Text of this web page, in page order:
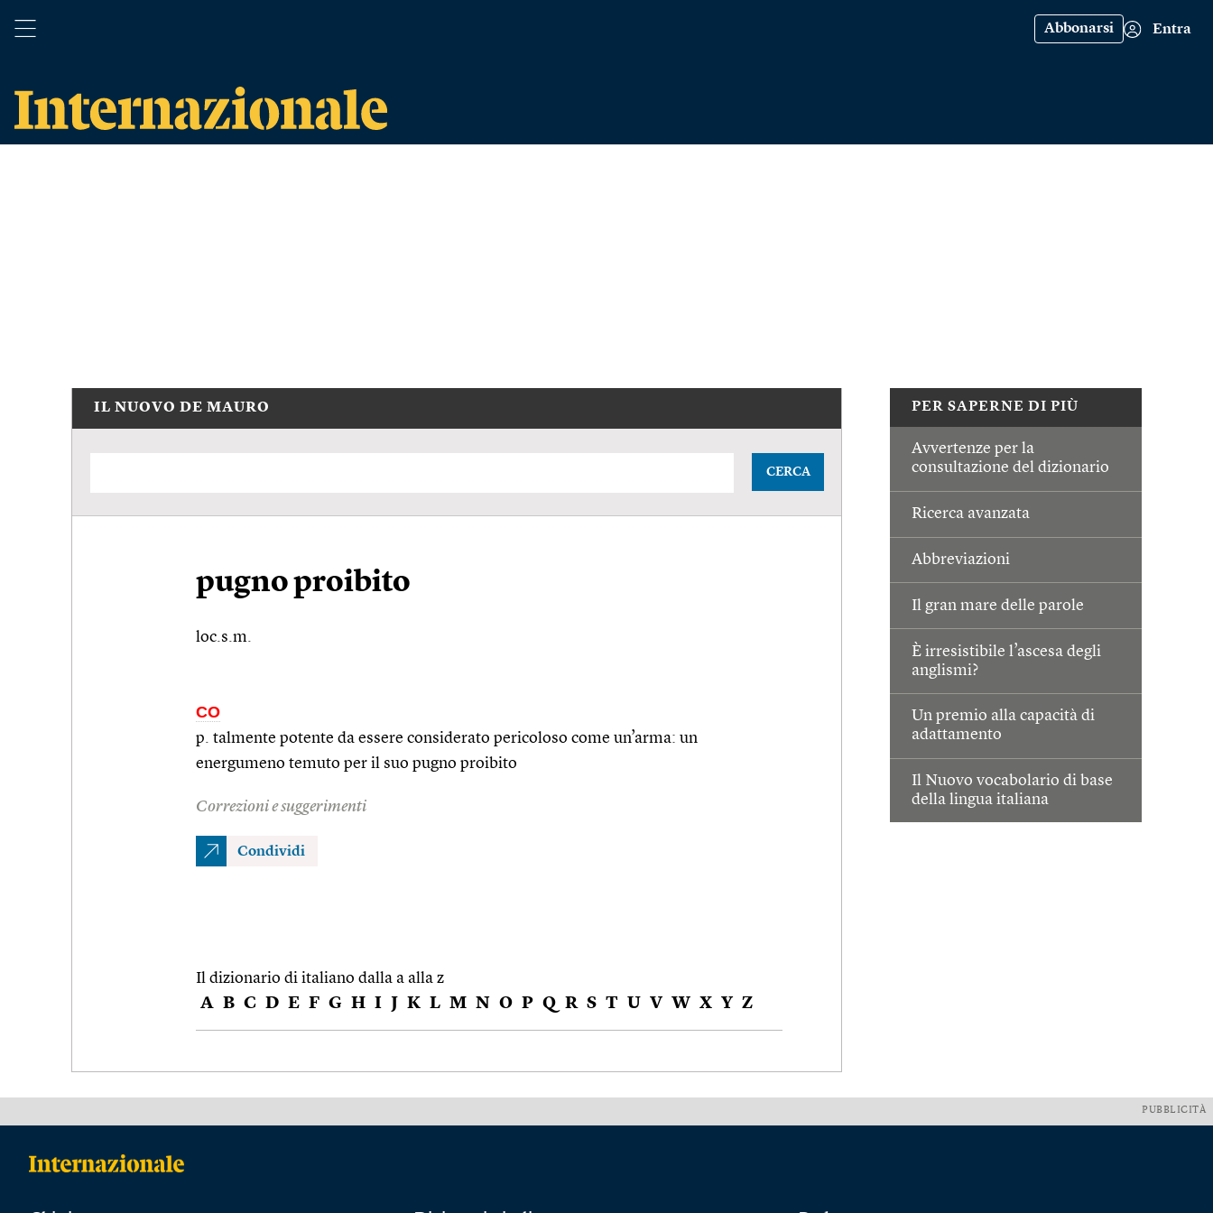
Abbonarsi Entra
PER SAPERNE DI PIÙ
Avvertenze per la
consultazione del dizionario
Ricerca avanzata
Abbreviazioni
Il gran mare delle parole
È irresistibile l’ascesa degli
anglismi?
Un premio alla capacità di
adattamento
Il Nuovo vocabolario di base
della lingua italiana
IL NUOVO DE MAURO
CERCA
pugno proibito
loc.s.m.
CO
p. talmente potente da essere considerato pericoloso come un’arma: un
energumeno temuto per il suo pugno proibito
Correzioni e suggerimenti
Condividi
Il dizionario di italiano dalla a alla z
A B C D E F G H I J K L M N O P Q R S T U V W X Y Z
PUBBLICITÀ